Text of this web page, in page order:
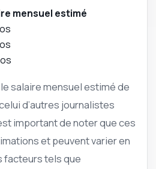
mensuel estimé
salaire mensuel estimé de
d’autres journalistes
important de noter que ces
et peuvent varier en
facteurs tels que